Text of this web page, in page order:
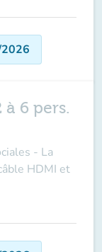
à 6 pers.
- La
HDMI et